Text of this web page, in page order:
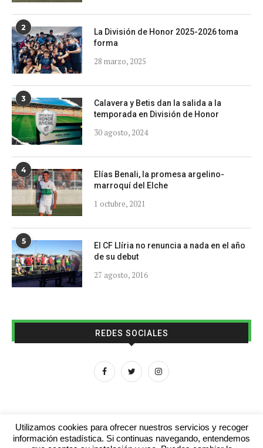
2
La División de Honor 2025-2026 toma
forma
28 marzo, 2025
3
Calavera y Betis dan la salida a la
temporada en División de Honor
30 agosto, 2024
4
Elías Benali, la promesa argelino-
marroquí del Elche
1 octubre, 2021
5
El CF Llíria no renuncia a nada en el año
de su debut
27 agosto, 2016
REDES SOCIALES
Utilizamos cookies para ofrecer nuestros servicios y recoger
información estadística. Si continuas navegando, entendemos